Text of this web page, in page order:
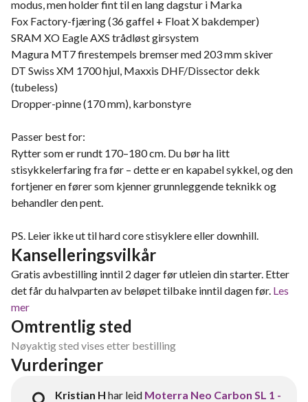
modus, men holder fint til en lang dagstur i Marka
Fox Factory-fjæring (36 gaffel + Float X bakdemper)
SRAM XO Eagle AXS trådløst girsystem
Magura MT7 firestempels bremser med 203 mm skiver
DT Swiss XM 1700 hjul, Maxxis DHF/Dissector dekk
(tubeless)
Dropper-pinne (170 mm), karbonstyre
Passer best for:
Rytter som er rundt 170–180 cm. Du bør ha litt
stisykkelerfaring fra før – dette er en kapabel sykkel, og den
fortjener en fører som kjenner grunnleggende teknikk og
behandler den pent.
PS. Leier ikke ut til hard core stisyklere eller downhill.
Kanselleringsvilkår
Gratis avbestilling inntil 2 dager før utleien din starter. Etter
det får du halvparten av beløpet tilbake inntil dagen før. Les
mer
Omtrentlig sted
Nøyaktig sted vises etter bestilling
Vurderinger
Kristian H har leid Moterra Neo Carbon SL 1 -